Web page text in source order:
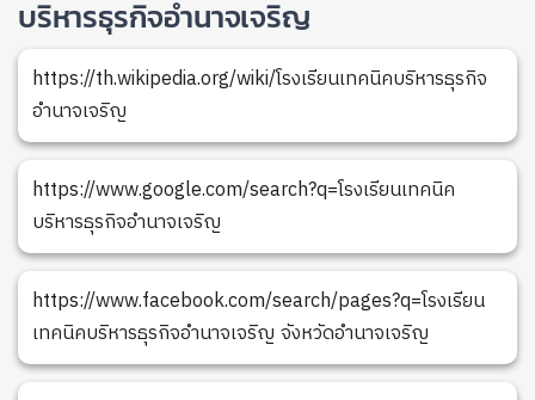
บริหารธุรกิจอำนาจเจริญ
https://th.wikipedia.org/wiki/โรงเรียนเทคนิคบริหารธุรกิจ
อำนาจเจริญ
https://www.google.com/search?q=โรงเรียนเทคนิค
บริหารธุรกิจอำนาจเจริญ
https://www.facebook.com/search/pages?q=โรงเรียน
เทคนิคบริหารธุรกิจอำนาจเจริญ จังหวัดอำนาจเจริญ